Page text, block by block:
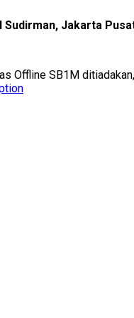
Sudirman, Jakarta
Offline SB1M